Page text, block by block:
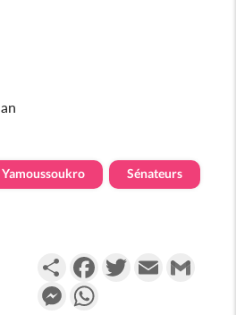
Yamoussoukro Sénateurs
PartagerFacebookTwitterEmail
Messenger